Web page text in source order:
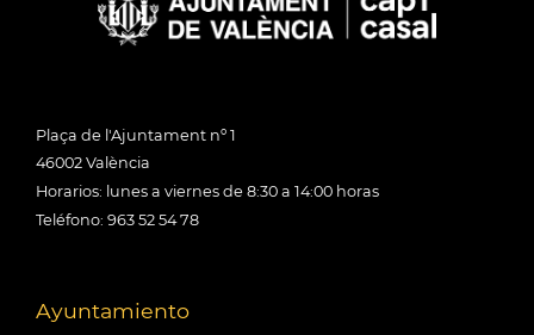
Plaça de l'Ajuntament nº 1
46002 València
Horarios: lunes a viernes de 8:30 a 14:00 horas
Teléfono: 963 52 54 78
Ayuntamiento